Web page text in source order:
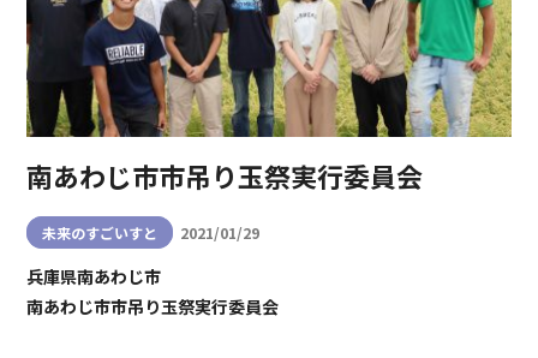
南あわじ市市吊り玉祭実行委員会
未来のすごいすと 2021/01/29
兵庫県南あわじ市
南あわじ市市吊り玉祭実行委員会